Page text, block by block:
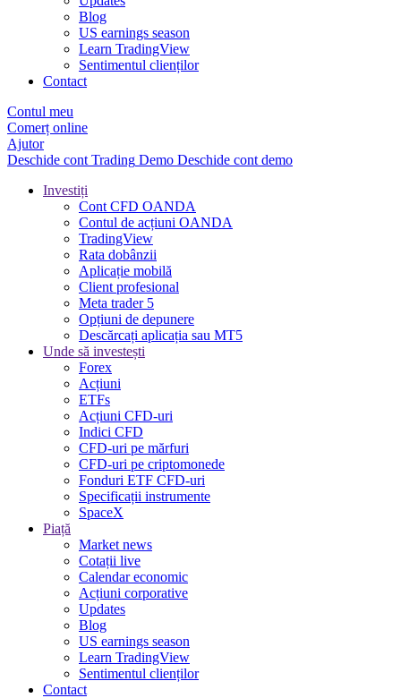
Blog
US earnings season
Learn TradingView
Sentimentul clienților
Contact
Contul meu
Comerț online
Ajutor
Deschide cont Trading Demo Deschide cont demo
Investiți
Cont CFD OANDA
Contul de acțiuni OANDA
TradingView
Rata dobânzii
Aplicație mobilă
Client profesional
Meta trader 5
Opțiuni de depunere
Descărcați aplicația sau MT5
Unde să investești
Forex
Acțiuni
ETFs
Acțiuni CFD-uri
Indici CFD
CFD-uri pe mărfuri
CFD-uri pe criptomonede
Fonduri ETF CFD-uri
Specificații instrumente
SpaceX
Piață
Market news
Cotații live
Calendar economic
Acțiuni corporative
Updates
Blog
US earnings season
Learn TradingView
Sentimentul clienților
Contact